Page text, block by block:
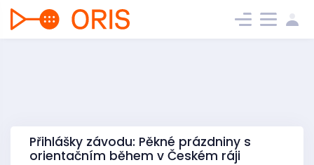
Přihlášky závodu: Pěkné prázdniny s
orientačním během v Českém ráji